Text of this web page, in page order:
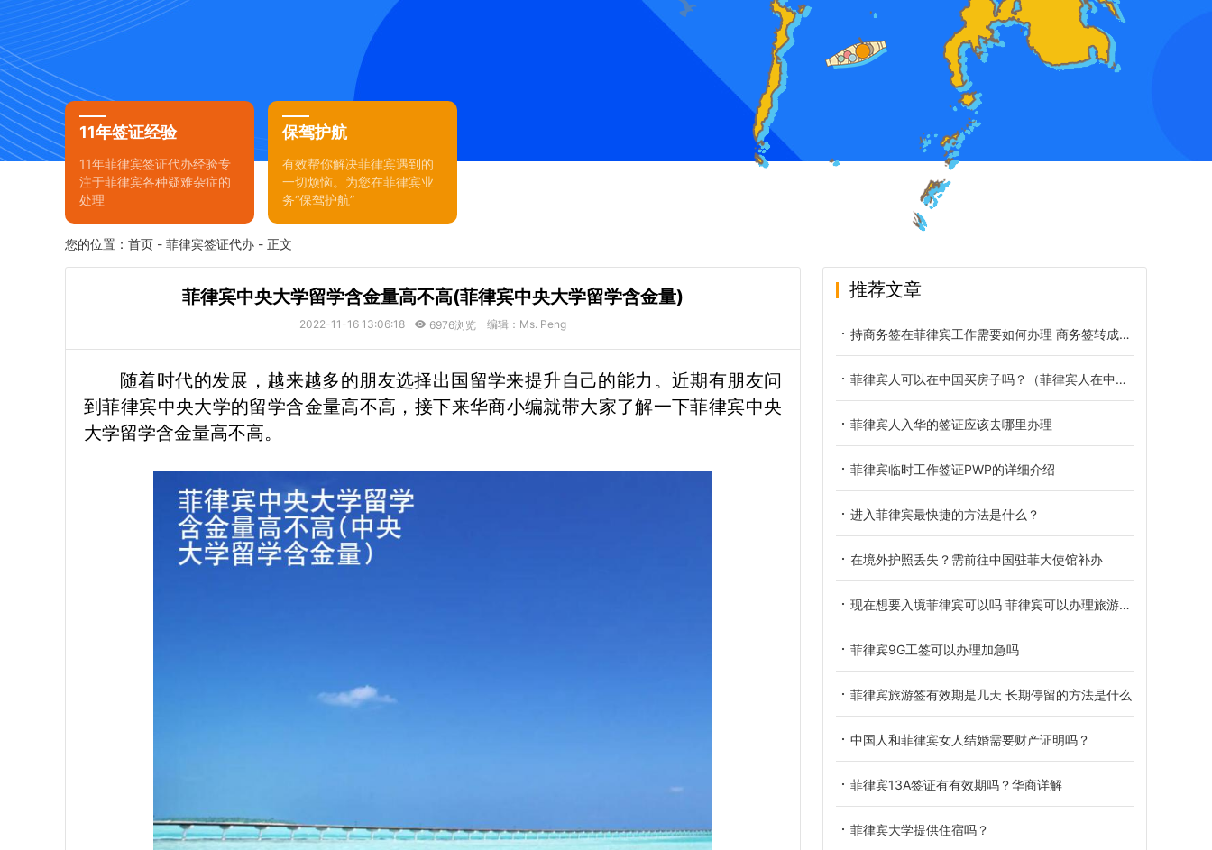
11年签证经验
11年菲律宾签证代办经验专
注于菲律宾各种疑难杂症的
处理
保驾护航
有效帮你解决菲律宾遇到的
一切烦恼。为您在菲律宾业
务“保驾护航”
您的位置： 首页 - 菲律宾签证代办 - 正文
菲律宾中央大学留学含金量高不高(菲律宾中央大学留学含金量)
2022-11-16 13:06:18 6976浏览 编辑：Ms. Peng
随着时代的发展，越来越多的朋友选择出国留学来提升自己的能力。近期有朋友问
到菲律宾中央大学的留学含金量高不高，接下来华商小编就带大家了解一下菲律宾中央
大学留学含金量高不高。
推荐文章
持商务签在菲律宾工作需要如何办理 商务签转成9G工签要怎么转
菲律宾人可以在中国买房子吗？（菲律宾人在中国买房）
菲律宾人入华的签证应该去哪里办理
菲律宾临时工作签证PWP的详细介绍
进入菲律宾最快捷的方法是什么？
在境外护照丢失？需前往中国驻菲大使馆补办
现在想要入境菲律宾可以吗 菲律宾可以办理旅游签吗
菲律宾9G工签可以办理加急吗
菲律宾旅游签有效期是几天 长期停留的方法是什么
中国人和菲律宾女人结婚需要财产证明吗？
菲律宾13A签证有有效期吗？华商详解
菲律宾大学提供住宿吗？